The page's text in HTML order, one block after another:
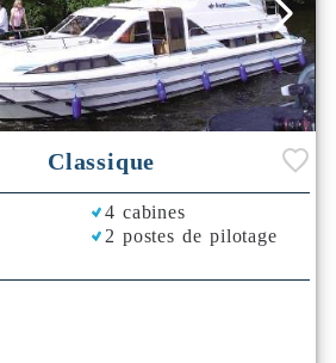
Classique
4 cabines
2 postes de pilotage